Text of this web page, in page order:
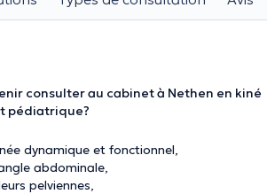
consulter au cabinet à Nethen en kiné
pédiatrique?
dynamique et fonctionnel,
abdominale,
pelviennes,